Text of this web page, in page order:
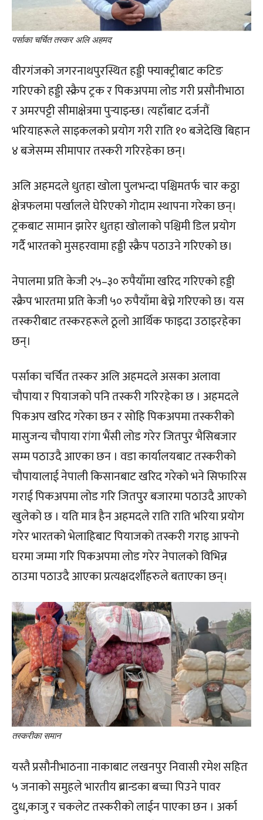
पर्साका चर्चित तस्कर अलि अहमद
वीरगंजको जगरनाथपुरस्थित हड्डी फ्याक्ट्रीबाट कटिङ
गरिएको हड्डी स्क्रैप ट्रक र पिकअपमा लोड गरी प्रसौनीभाठा
र अमरपट्टी सीमाक्षेत्रमा पुर्‍याइन्छ। त्यहाँबाट दर्जनौं
भरियाहरूले साइकलको प्रयोग गरी राति १० बजेदेखि बिहान
४ बजेसम्म सीमापार तस्करी गरिरहेका छन्।
अलि अहमदले धुतहा खोला पुलभन्दा पश्चिमतर्फ चार कठ्ठा
क्षेत्रफलमा पर्खालले घेरिएको गोदाम स्थापना गरेका छन्।
ट्रकबाट सामान झारेर धुतहा खोलाको पश्चिमी डिल प्रयोग
गर्दै भारतको मुसहरवामा हड्डी स्क्रैप पठाउने गरिएको छ।
नेपालमा प्रति केजी २५–३० रुपैयाँमा खरिद गरिएको हड्डी
स्क्रैप भारतमा प्रति केजी ५० रुपैयाँमा बेच्ने गरिएको छ। यस
तस्करीबाट तस्करहरूले ठूलो आर्थिक फाइदा उठाइरहेका
छन्।
पर्साका चर्चित तस्कर अलि अहमदले असका अलावा
चौपाया र पियाजको पनि तस्करी गरिरहेका छ । अहमदले
पिकअप खरिद गरेका छन र सोहि पिकअपमा तस्करीको
मासुजन्य चौपाया रांगा भैंसी लोड गरेर जितपुर भैसिबजार
सम्म पठाउदै आएका छन । वडा कार्यालयबाट तस्करीको
चौपायालाई नेपाली किसानबाट खरिद गरेको भने सिफारिस
गराई पिकअपमा लोड गरि जितपुर बजारमा पठाउदै आएको
खुलेको छ । यति मात्र हैन अहमदले राति राति भरिया प्रयोग
गरेर भारतको भेलाहिबाट पियाजको तस्करी गराइ आफ्नो
घरमा जम्मा गरि पिकअपमा लोड गरेर नेपालको विभिन्न
ठाउमा पठाउदै आएका प्रत्यक्षदर्शीहरुले बताएका छन्।
तस्करीका समान
यस्तै प्रसौनीभाठनाा नाकाबाट लखनपुर निवासी रमेश सहित
५ जनाको समुहले भारतीय ब्रान्डका बच्चा पिउने पावर
दुध,काजु र चकलेट तस्करीको लाईन पाएका छन । अर्का